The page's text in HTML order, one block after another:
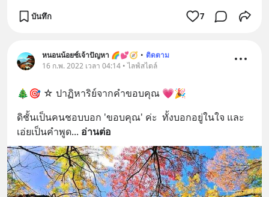
บันทึก 7
หนอนน้อยซ์เจ้าปัญหา 🌈💕🧭 • ติดตาม
16 ก.พ. 2022 เวลา 04:14 • ไลฟ์สไตล์
🎄🎯 ☆ ปาฏิหาริย์จากคำขอบคุณ 💗🎉
ดิชั้นเป็นคนชอบบอก 'ขอบคุณ' ค่ะ  ทั้งบอกอยู่ในใจ และ
เอ่ยเป็นคำพูด... อ่านต่อ